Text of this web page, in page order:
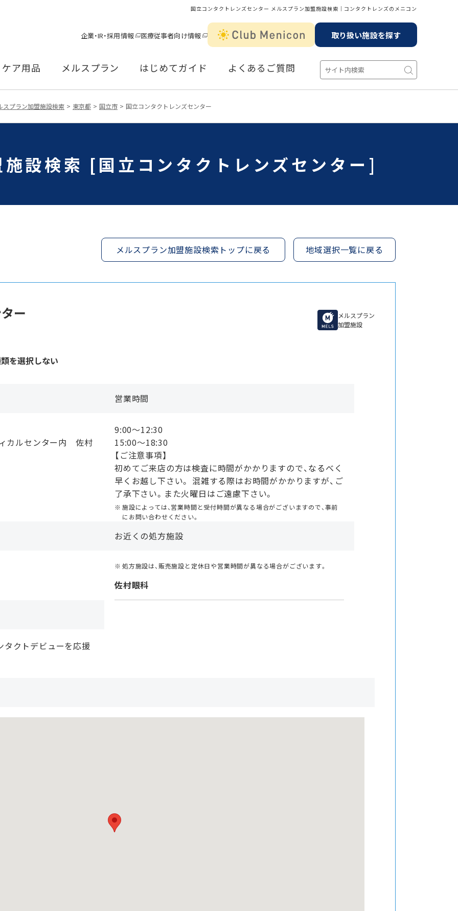
国立コンタクトレンズセンター メルスプラン加盟施設検索│コンタクトレンズのメニコン
企業・IR・採用情報 医療従事者向け情報 取り扱い施設を探す
ケア用品 メルスプラン はじめてガイド よくあるご質問
スプラン加盟施設検索 東京都 国立市 国立コンタクトレンズセンター
設検索 [国立コンタクトレンズセンター]
メルスプラン加盟施設検索トップに戻る 地域選択一覧に戻る
ー
メルスプラン
加盟施設
を選択しない
カルセンター内 佐村
営業時間
9:00〜12:30
15:00〜18:30
【ご注意事項】
初めてご来店の方は検査に時間がかかりますので、なるべく
早くお越し下さい。 混雑する際はお時間がかかりますが、ご
了承下さい。また火曜日はご遠慮下さい。
施設によっては、営業時間と受付時間が異なる場合がございますので、事前
にお問い合わせください。
お近くの処方施設
処方施設は、販売施設と定休日や営業時間が異なる場合がございます。
佐村眼科
タクトデビューを応援